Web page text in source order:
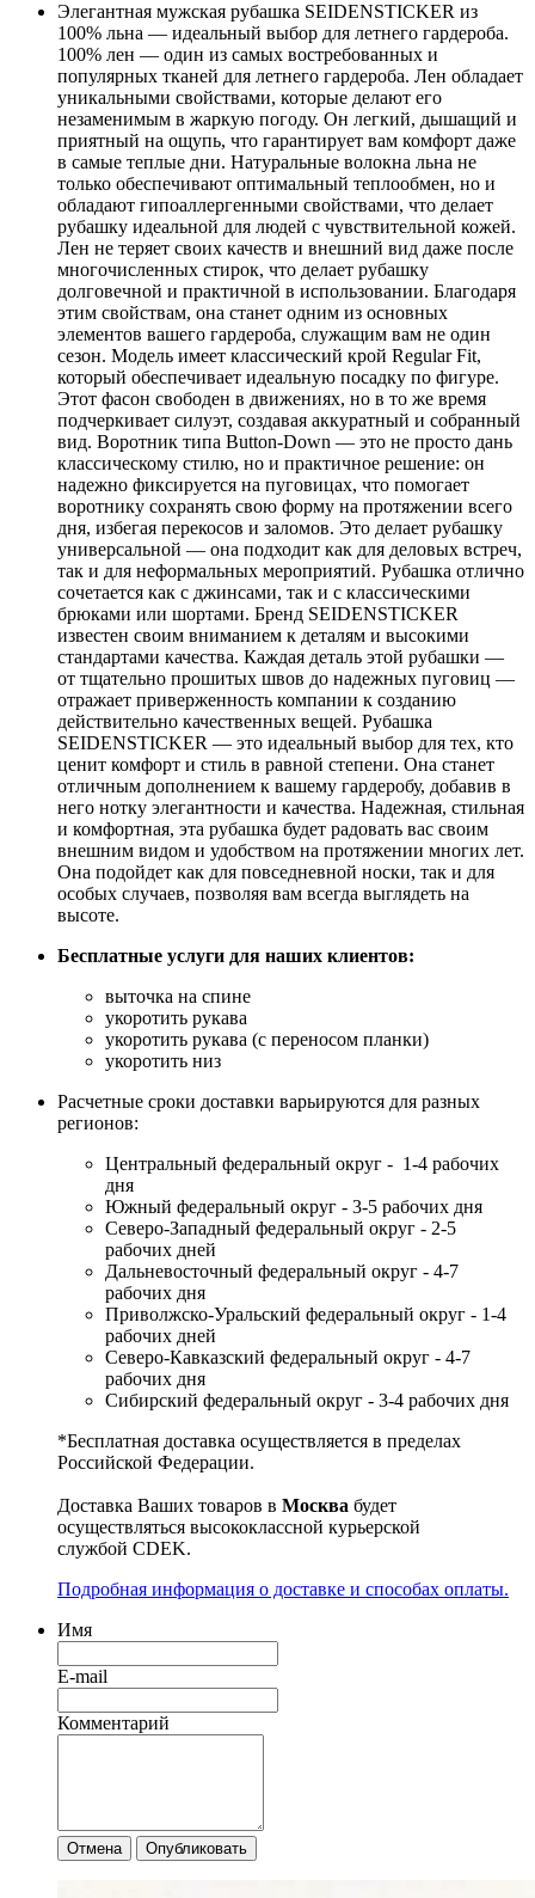
Элегантная мужская рубашка SEIDENSTICKER из
100% льна — идеальный выбор для летнего гардероба.
100% лен — один из самых востребованных и
популярных тканей для летнего гардероба. Лен обладает
уникальными свойствами, которые делают его
незаменимым в жаркую погоду. Он легкий, дышащий и
приятный на ощупь, что гарантирует вам комфорт даже
в самые теплые дни. Натуральные волокна льна не
только обеспечивают оптимальный теплообмен, но и
обладают гипоаллергенными свойствами, что делает
рубашку идеальной для людей с чувствительной кожей.
Лен не теряет своих качеств и внешний вид даже после
многочисленных стирок, что делает рубашку
долговечной и практичной в использовании. Благодаря
этим свойствам, она станет одним из основных
элементов вашего гардероба, служащим вам не один
сезон. Модель имеет классический крой Regular Fit,
который обеспечивает идеальную посадку по фигуре.
Этот фасон свободен в движениях, но в то же время
подчеркивает силуэт, создавая аккуратный и собранный
вид. Воротник типа Button-Down — это не просто дань
классическому стилю, но и практичное решение: он
надежно фиксируется на пуговицах, что помогает
воротнику сохранять свою форму на протяжении всего
дня, избегая перекосов и заломов. Это делает рубашку
универсальной — она подходит как для деловых встреч,
так и для неформальных мероприятий. Рубашка отлично
сочетается как с джинсами, так и с классическими
брюками или шортами. Бренд SEIDENSTICKER
известен своим вниманием к деталям и высокими
стандартами качества. Каждая деталь этой рубашки —
от тщательно прошитых швов до надежных пуговиц —
отражает приверженность компании к созданию
действительно качественных вещей. Рубашка
SEIDENSTICKER — это идеальный выбор для тех, кто
ценит комфорт и стиль в равной степени. Она станет
отличным дополнением к вашему гардеробу, добавив в
него нотку элегантности и качества. Надежная, стильная
и комфортная, эта рубашка будет радовать вас своим
внешним видом и удобством на протяжении многих лет.
Она подойдет как для повседневной носки, так и для
особых случаев, позволяя вам всегда выглядеть на
высоте.
Бесплатные услуги для наших клиентов:
выточка на спине
укоротить рукава
укоротить рукава (с переносом планки)
укоротить низ
Расчетные сроки доставки варьируются для разных
регионов:
Центральный федеральный округ - 1-4 рабочих
дня
Южный федеральный округ - 3-5 рабочих дня
Северо-Западный федеральный округ - 2-5
рабочих дней
Дальневосточный федеральный округ - 4-7
рабочих дня
Приволжско-Уральский федеральный округ - 1-4
рабочих дней
Северо-Кавказский федеральный округ - 4-7
рабочих дня
Сибирский федеральный округ - 3-4 рабочих дня
*Бесплатная доставка осуществляется в пределах
Российской Федерации.
Доставка Ваших товаров в Москва будет
осуществляться высококлассной курьерской
службой CDEK.
Подробная информация о доставке и способах оплаты.
Имя
E-mail
Комментарий
Отмена Опубликовать